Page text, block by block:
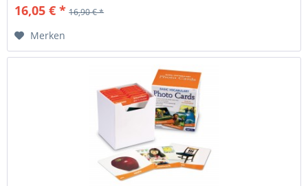
16,05 € * 16,90 € *
Merken